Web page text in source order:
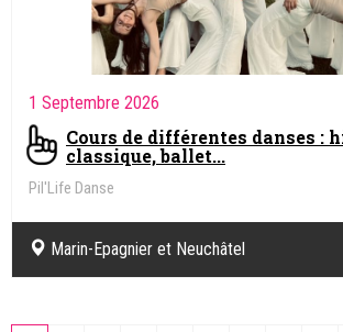
1 Septembre 2026
Cours de différentes danses :
classique, ballet...
Pil'Life Danse
Marin-Epagnier et Neuchâtel